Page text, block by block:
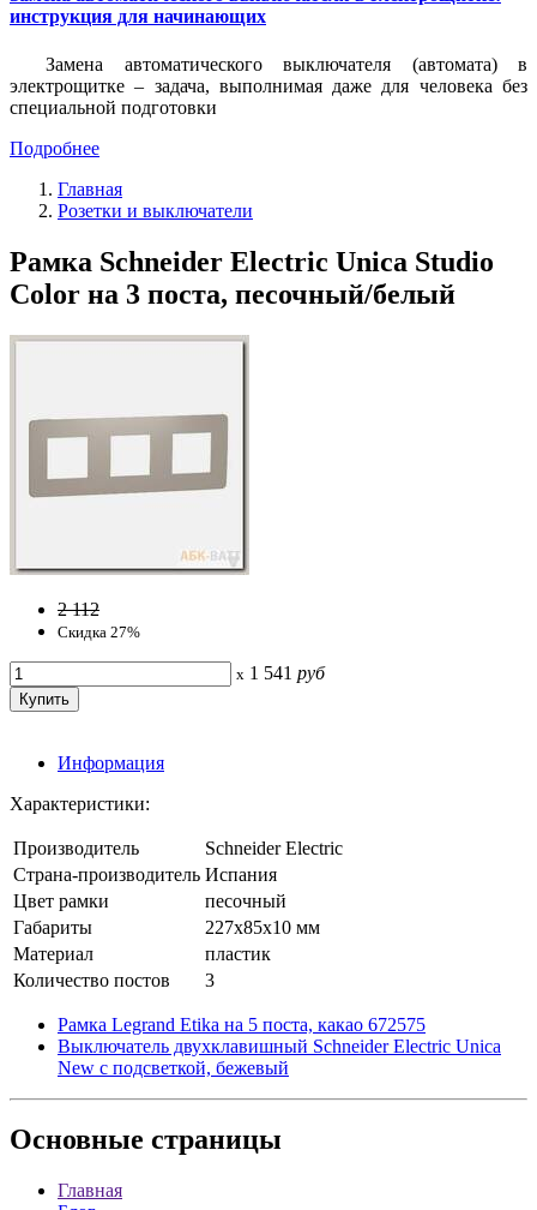
инструкция для начинающих
Замена автоматического выключателя (автомата) в
электрощитке – задача, выполнимая даже для человека без
специальной подготовки
Подробнее
Главная
Розетки и выключатели
Рамка Schneider Electric Unica Studio
Color на 3 поста, песочный/белый
2 112
Скидка 27%
x 1 541 руб
Информация
Характеристики:
Производитель
Schneider Electric
Страна-производитель Испания
Цвет рамки
песочный
Габариты
227x85x10 мм
Материал
пластик
Количество постов
3
Рамка Legrand Etika на 5 поста, какао 672575
Выключатель двухклавишный Schneider Electric Unica
New с подсветкой, бежевый
Основные страницы
Главная